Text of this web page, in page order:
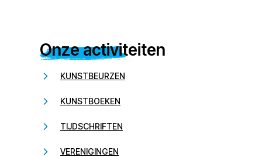
Onze activiteiten
KUNSTBEURZEN
KUNSTBOEKEN
TIJDSCHRIFTEN
VERENIGINGEN